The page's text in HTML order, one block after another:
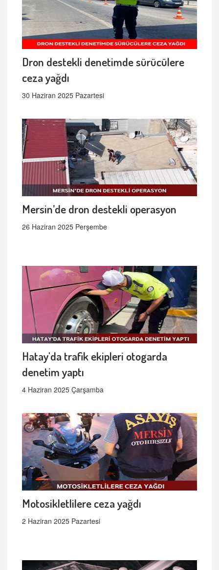
Dron destekli denetimde sürücülere
ceza yağdı
30 Haziran 2025 Pazartesi
Mersin’de dron destekli operasyon
26 Haziran 2025 Perşembe
Hatay'da trafik ekipleri otogarda
denetim yaptı
4 Haziran 2025 Çarşamba
Motosikletlilere ceza yağdı
2 Haziran 2025 Pazartesi